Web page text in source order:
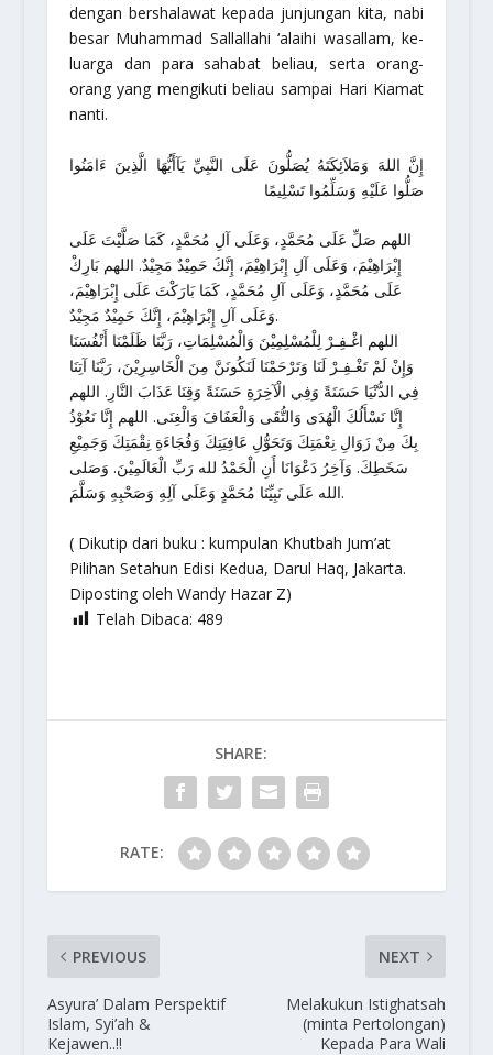
dengan bershalawat kepada junjungan kita, nabi
besar Muhammad Sallallahi ‘alaihi wasallam, ke-
luarga dan para sahabat beliau, serta orang-
orang yang mengikuti beliau sampai Hari Kiamat
nanti.
إِنَّ اللهَ وَمَلاَئِكَتَهُ يُصَلُّونَ عَلَى النَّبِيِّ يَآأَيُّهَا الَّذِينَ ءَامَنُوا
صَلُّوا عَلَيْهِ وَسَلِّمُوا تَسْلِيمًا
اللهم صَلِّ عَلَى مُحَمَّدٍ، وَعَلَى آلِ مُحَمَّدٍ، كَمَا صَلَّيْتَ عَلَى
إِبْرَاهِيْمَ، وَعَلَى آلِ إِبْرَاهِيْمَ، إِنَّكَ حَمِيْدٌ مَجِيْدٌ. اللهم بَارِكْ
عَلَى مُحَمَّدٍ، وَعَلَى آلِ مُحَمَّدٍ، كَمَا بَارَكْتَ عَلَى إِبْرَاهِيْمَ،
وَعَلَى آلِ إِبْرَاهِيْمَ، إِنَّكَ حَمِيْدٌ مَجِيْدٌ.
اللهم اغْـفِـرْ لِلْمُسْلِمِيْنَ وَالْمُسْلِمَاتِ، رَبَّنَا ظَلَمْنَا أَنْفُسَنَا
وَإِنْ لَمْ تَغْـفِـرْ لَنَا وَتَرْحَمْنَا لَنَكُونَنَّ مِنَ الْخَاسِرِيْنَ، رَبَّنَا آتِنَا
فِي الدُّنْيَا حَسَنَةً وَفِي الْآخِرَةِ حَسَنَةً وَقِنَا عَذَابَ النَّارِ. اللهم
إِنَّا نَسْأَلُكَ الْهُدَى وَالتُّقَى وَالْعَفَافَ وَالْغِنَى. اللهم إِنَّا نَعُوْذُ
بِكَ مِنْ زَوَالِ نِعْمَتِكَ وَتَحَوُّلِ عَافِيَتِكَ وَفُجَاءَةِ نِقْمَتِكَ وَجَمِيْعِ
سَخَطِكَ. وَآخِرُ دَعْوَانَا أَنِ الْحَمْدُ لله رَبِّ الْعَالَمِيْنَ. وَصَلى
الله عَلَى نَبِيِّنَا مُحَمَّدٍ وَعَلَى آلِهِ وَصَحْبِهِ وَسَلَّمَ.
( Dikutip dari buku : kumpulan Khutbah Jum’at
Pilihan Setahun Edisi Kedua, Darul Haq, Jakarta.
Diposting oleh Wandy Hazar Z)
Telah Dibaca: 489
SHARE:
RATE:
PREVIOUS
Asyura’ Dalam Perspektif
Islam, Syi’ah &
Kejawen..!!
NEXT
Melakukun Istighatsah
(minta Pertolongan)
Kepada Para Wali